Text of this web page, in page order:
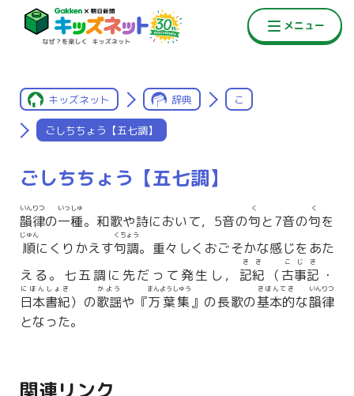
キッズネット 辞典 こ
ごしちちょう【五七調】
ごしちちょう【五七調】
韻律
いんりつ
の一種
いっしゅ
。和歌や詩において，5音の句
く
と7音の句
く
を
順
じゅん
にくりかえす句調
くちょう
。重々しくおごそかな感じをあた
える。七五調に先だって発生し， 記紀
きき
（ 古事記
こじき
・
日本書紀
にほんしょき
）の歌謡
かよう
や『万葉集
まんようしゅう
』の長歌の基本的
きほんてき
な韻律
いんりつ
となった。
関連リンク